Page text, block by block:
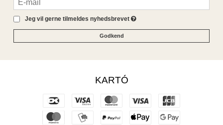
Jeg vil gerne tilmeldes nyhedsbrevet
Godkend
KARTÓ